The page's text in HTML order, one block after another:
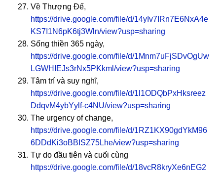
Về Thượng Đế,
https://drive.google.com/file/d/14yIv7IRn7E6NxA4e
KS7I1N6pK6tj3Wln/view?usp=sharing
Sống thiền 365 ngày,
https://drive.google.com/file/d/1Mnm7uFjSDvOgUw
LGWHIEJs3rNx5PKkml/view?usp=sharing
Tâm trí và suy nghĩ,
https://drive.google.com/file/d/1l1ODQbPxHksreez
DdqvM4ybYylf-c4NU/view?usp=sharing
The urgency of change,
https://drive.google.com/file/d/1RZ1KX90gdYkM96
6DDdKi3oBBISZ75Lhe/view?usp=sharing
Tự do đầu tiên và cuối cùng
https://drive.google.com/file/d/18vcR8kryXe6nEG2